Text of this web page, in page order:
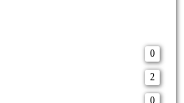
0
2
0